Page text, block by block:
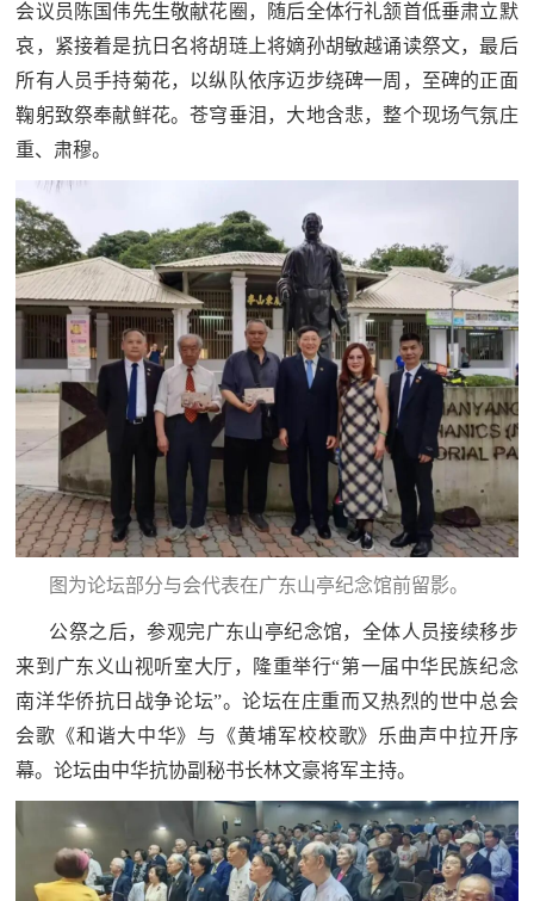
会议员陈国伟先生敬献花圈，随后全体行礼颔首低垂肃立默
哀，紧接着是抗日名将胡琏上将嫡孙胡敏越诵读祭文，最后
所有人员手持菊花，以纵队依序迈步绕碑一周，至碑的正面
鞠躬致祭奉献鲜花。苍穹垂泪，大地含悲，整个现场气氛庄
重、肃穆。
图为论坛部分与会代表在广东山亭纪念馆前留影。
公祭之后，参观完广东山亭纪念馆，全体人员接续移步
来到广东义山视听室大厅，隆重举行“第一届中华民族纪念
南洋华侨抗日战争论坛”。论坛在庄重而又热烈的世中总会
会歌《和谐大中华》与《黄埔军校校歌》乐曲声中拉开序
幕。论坛由中华抗协副秘书长林文豪将军主持。